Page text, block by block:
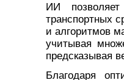
ИИ
транспортных
и алгоритмов
учитывая
предсказывая
Благодаря